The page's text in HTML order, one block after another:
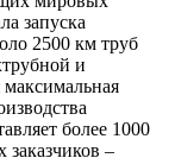
запуска
2500 км труб
и
более 1000
–